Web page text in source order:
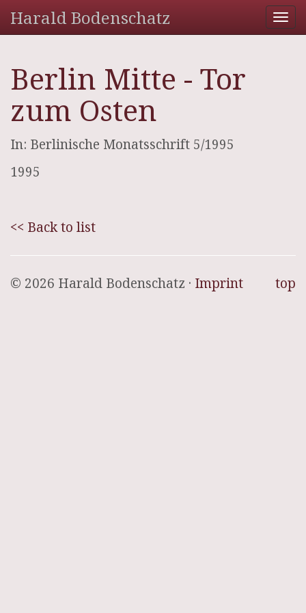
Harald Bodenschatz
Berlin Mitte - Tor
zum Osten
In: Berlinische Monatsschrift 5/1995
1995
<< Back to list
top
© 2026 Harald Bodenschatz · Imprint